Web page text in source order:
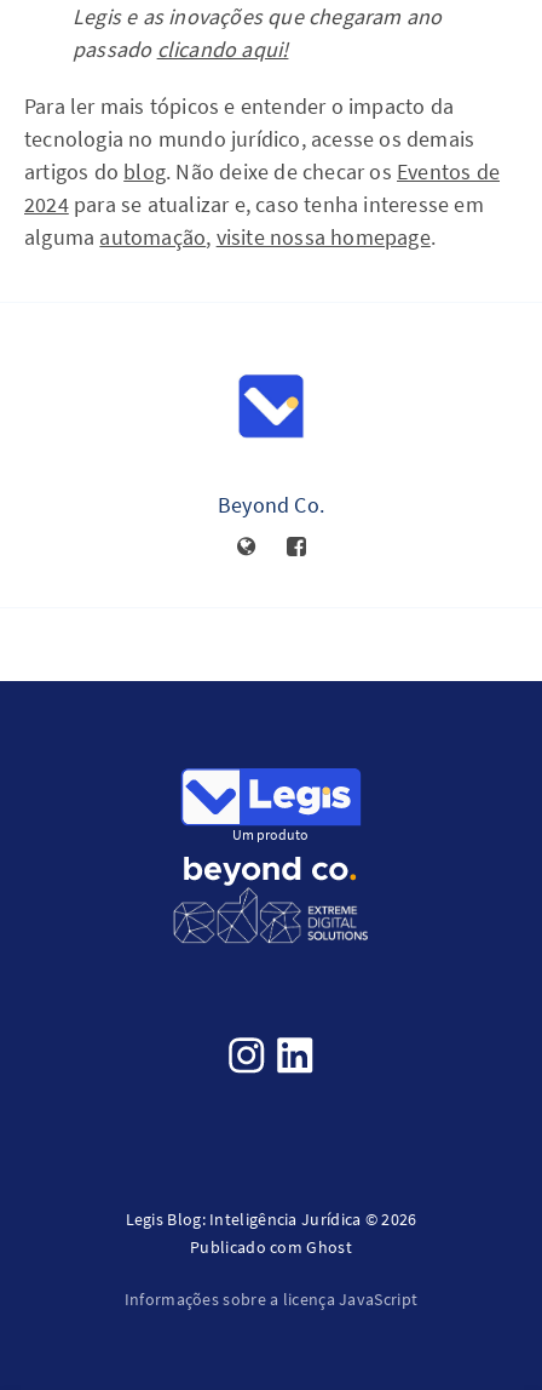
Legis e as inovações que chegaram ano
passado clicando aqui!
Para ler mais tópicos e entender o impacto da
tecnologia no mundo jurídico, acesse os demais
artigos do blog. Não deixe de checar os Eventos de
2024para se atualizar e, caso tenha interesse em
alguma automação, visite nossa homepage.
Beyond Co.
Um produto
Legis Blog: Inteligência Jurídica © 2026
Publicado comGhost
Informações sobre a licença JavaScript